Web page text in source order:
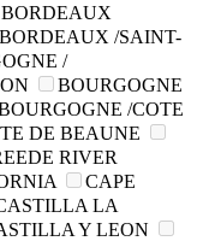
BORDEAUX
BORDEAUX /SAINT-
/
BOURGOGNE
/COTE
DE BEAUNE
RIVER
CAPE
LA
Y LEON